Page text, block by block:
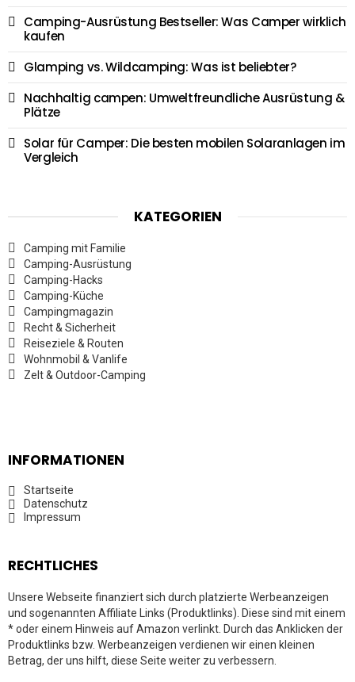
Camping-Ausrüstung Bestseller: Was Camper wirklich
kaufen
Glamping vs. Wildcamping: Was ist beliebter?
Nachhaltig campen: Umweltfreundliche Ausrüstung &
Plätze
Solar für Camper: Die besten mobilen Solaranlagen im
Vergleich
KATEGORIEN
Camping mit Familie
Camping-Ausrüstung
Camping-Hacks
Camping-Küche
Campingmagazin
Recht & Sicherheit
Reiseziele & Routen
Wohnmobil & Vanlife
Zelt & Outdoor-Camping
INFORMATIONEN
Startseite
Datenschutz
Impressum
RECHTLICHES
Unsere Webseite finanziert sich durch platzierte Werbeanzeigen
und sogenannten Affiliate Links (Produktlinks). Diese sind mit einem
* oder einem Hinweis auf Amazon verlinkt. Durch das Anklicken der
Produktlinks bzw. Werbeanzeigen verdienen wir einen kleinen
Betrag, der uns hilft, diese Seite weiter zu verbessern.